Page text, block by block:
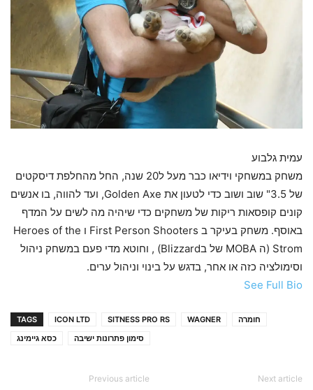
עמית גלבוע
משחק במשחקי וידיאו כבר מעל ל20 שנה, החל מהחלפת דיסקטים
של 3.5" שוב ושוב כדי לטעון את Golden Axe, ועד להווה, בו אנשים
קונים קופסאות ריקות של משחקים כדי שיהיה מה לשים על המדף
באוסף. משחק בעיקר ב First Person Shooters ו Heroes of the
Strom (ה MOBA של בBlizzard) , וחוטא מדי פעם במשחק ניהול
וסימולציה כזה או אחר, בדגש על בינוי וניהול ערים.
See Full Bio
TAGS ICON LTD SITNESS PRO RS WAGNER
חומרה
כסא גיימינג
סימון פתרונות ישיבה
Previous article Next article